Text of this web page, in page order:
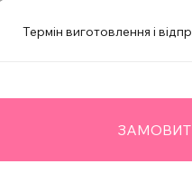
Термін виготовлення і